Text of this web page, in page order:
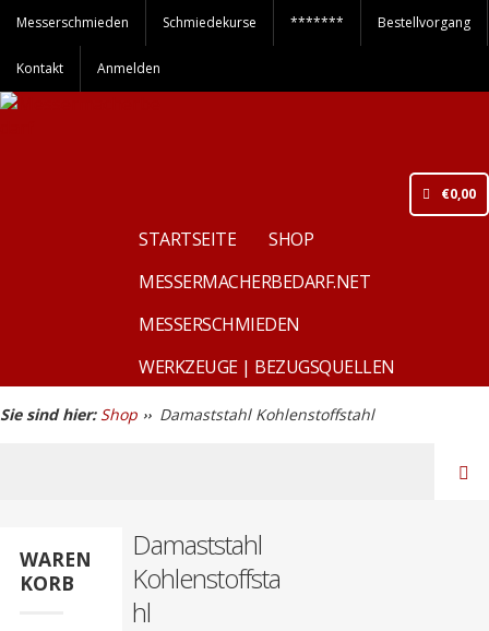
Messerschmieden Schmiedekurse ******* Bestellvorgang
Kontakt Anmelden
€0,00
STARTSEITE
SHOP
MESSERMACHERBEDARF.NET
MESSERSCHMIEDEN
WERKZEUGE | BEZUGSQUELLEN
Sie sind hier: Shop ›› Damaststahl Kohlenstoffstahl
Damaststahl
Kohlenstoffsta
hl
WAREN
KORB